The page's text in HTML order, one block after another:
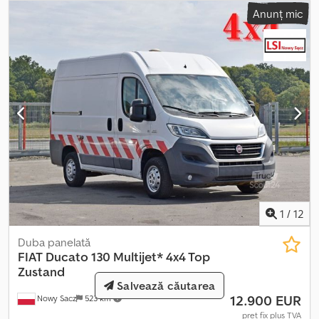
rugăm să ne solicitați o ofertă personalizată! * Cu plăcere,
acceptăm vehiculele dumneavoastră uzate ca plată! *
Finanțare/leasing posibilă, chiar și în cazuri dificile * Această
descriere are doar scopul de a identifica vehiculul și nu
reprezintă o garanție în sensul dreptului comercial. * Informațiile
nu prezintă pretenția de a fi complete.
Informațiile/descrierile/imaginile prezentate nu sunt obligatorii și
nu servesc drept caracteristici garantate. * Nu ne asumăm nicio
responsabilitate pentru erori și greșeli evidente. * Cumpărătorul
este obligat să se convingă singur de starea și echipamentul
vehiculelor înainte de cumpărare. * Prețurile, greșelile de tipar,
erorile și vânzările intermediare sunt supuse modificărilor. *
Stimate client, vă rugăm să înțelegeți că, datorită vechimii și
kilometrajului, preferăm să vindem acest vehicul către companii
sau dealeri. Vă mulțumim.
Anunț mic
1 / 12
Nowy Sacz 523 km
Duba panelată
FIAT Ducato 130 Multijet* 4x4 Top
Zustand
12.900 EUR
preț fix plus TVA
Salvează căutarea